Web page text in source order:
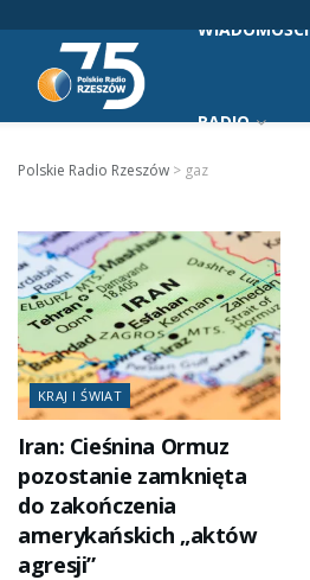
WIADOMOŚCI
RADIO
Polskie Radio Rzeszów > gaz
KRAJ I ŚWIAT
Iran: Cieśnina Ormuz
pozostanie zamknięta
do zakończenia
amerykańskich „aktów
agresji”